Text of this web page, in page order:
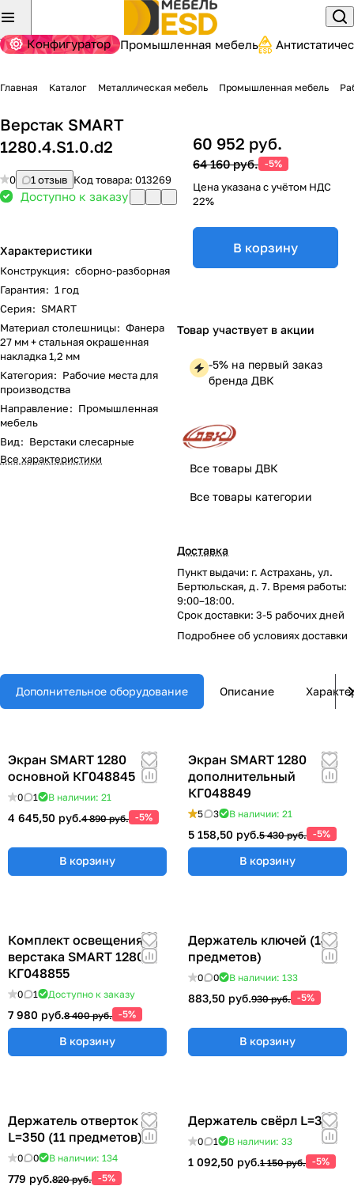
Конфигуратор Промышленная мебель
Главная Каталог Металлическая мебель Промышленная мебель
Верстак SMART
1280.4.S1.0.d2
0 1 отзыв Код товара: 013269
Доступно к заказу
Характеристики
Конструкция: сборно-разборная
Гарантия: 1 год
Серия: SMART
Материал столешницы: Фанера
27 мм + стальная окрашенная
накладка 1,2 мм
Категория: Рабочие места для
производства
Направление: Промышленная
мебель
Вид: Верстаки слесарные
Все характеристики
60 952 руб.
64 160 руб. -5%
Цена указана с учётом НДС
22%
В корзину
Товар участвует в акции
-5% на первый заказ
бренда ДВК
Все товары ДВК
Все товары категории
Доставка
Пункт выдачи: г. Астрахань, ул.
Бертюльская, д. 7. Время работы:
9:00–18:00.
Срок доставки: 3-5 рабочих дней
Подробнее обусловиях доставки
Дополнительное оборудование Описание
Экран SMART 1280
основной КГ048845
0 1 В наличии: 21
4 645,50 руб.4 890 руб. -5%
В корзину
Экран SMART 1280
дополнительный
КГ048849
5 3 В наличии: 21
5 158,50 руб.5 430 руб. -5%
В корзину
Комплект освещения
верстака SMART 1280
КГ048855
0 1 Доступно к заказу
7 980 руб.8 400 руб. -5%
В корзину
Держатель ключей (14
предметов)
0 0 В наличии: 133
883,50 руб.930 руб. -5%
В корзину
Держатель отверток
L=350 (11 предметов)
0 0 В наличии: 134
779 руб.820 руб. -5%
Держатель свёрл L=315
0 1 В наличии: 33
1 092,50 руб.1 150 руб. -5%